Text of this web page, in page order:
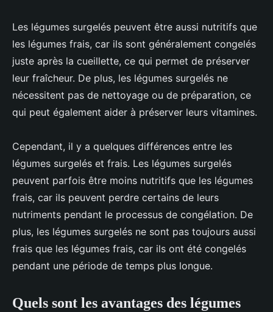
Les légumes surgelés peuvent être aussi nutritifs que
les légumes frais, car ils sont généralement congelés
juste après la cueillette, ce qui permet de préserver
leur fraîcheur. De plus, les légumes surgelés ne
nécessitent pas de nettoyage ou de préparation, ce
qui peut également aider à préserver leurs vitamines.
Cependant, il y a quelques différences entre les
légumes surgelés et frais. Les légumes surgelés
peuvent parfois être moins nutritifs que les légumes
frais, car ils peuvent perdre certains de leurs
nutriments pendant le processus de congélation. De
plus, les légumes surgelés ne sont pas toujours aussi
frais que les légumes frais, car ils ont été congelés
pendant une période de temps plus longue.
Quels sont les avantages des légumes